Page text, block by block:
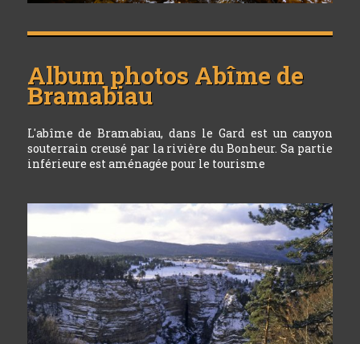
Album photos Abîme de
Bramabiau
L'abîme de Bramabiau, dans le Gard est un canyon
souterrain creusé par la rivière du Bonheur. Sa partie
inférieure est aménagée pour le tourisme